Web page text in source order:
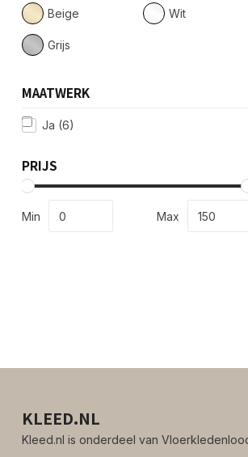
Beige Wit
Grijs
MAATWERK
Ja (6)
PRIJS
Min Max
KLEED.NL
Kleed.nl is onderdeel van